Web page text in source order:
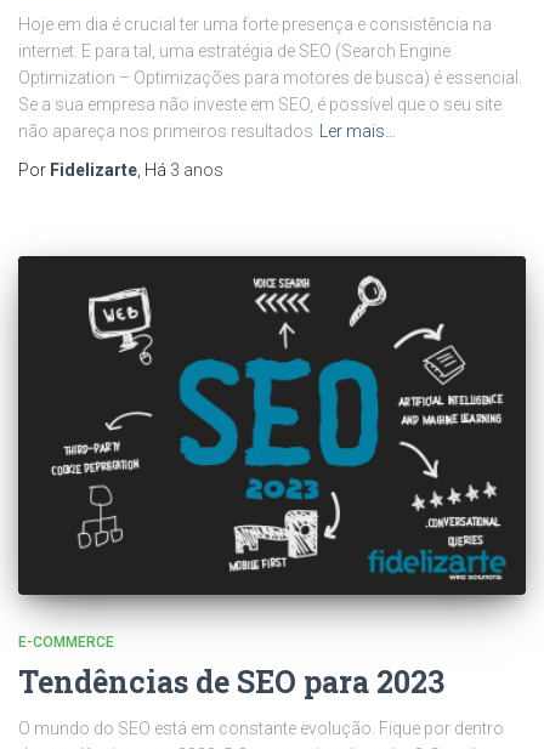
Hoje em dia é crucial ter uma forte presença e consistência na
internet. E para tal, uma estratégia de SEO (Search Engine
Optimization – Optimizações para motores de busca) é essencial.
Se a sua empresa não investe em SEO, é possível que o seu site
não apareça nos primeiros resultados Ler mais…
Por Fidelizarte, Há 3 anos
E-COMMERCE
Tendências de SEO para 2023
O mundo do SEO está em constante evolução. Fique por dentro